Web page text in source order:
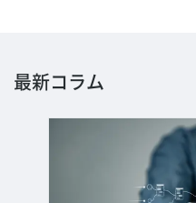
最新コラム